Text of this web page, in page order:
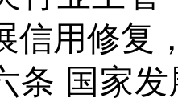
信用修复
条 国家